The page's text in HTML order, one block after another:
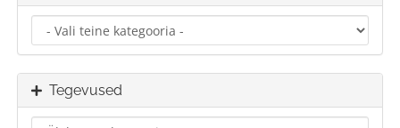
Tegevused